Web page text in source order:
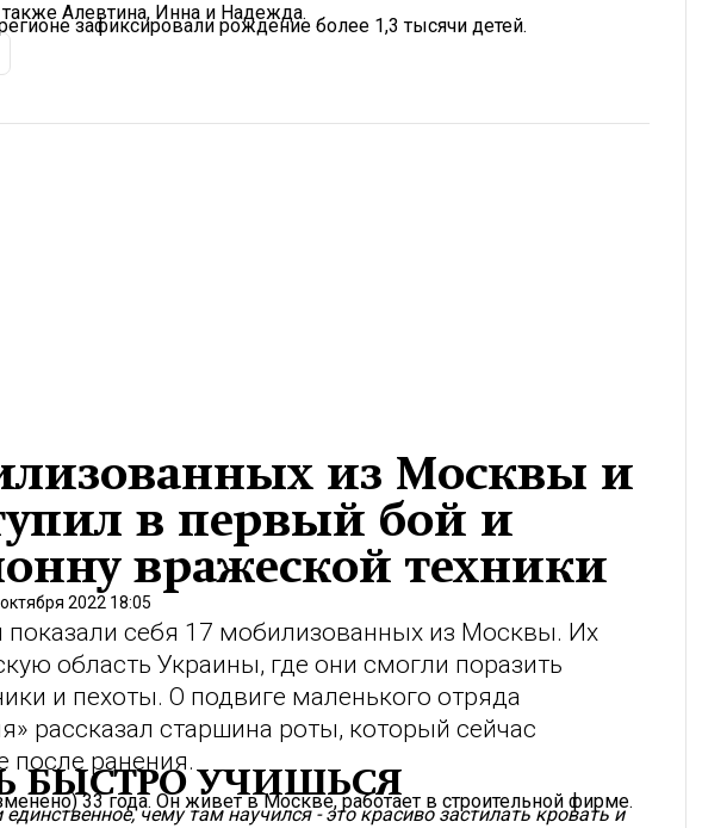
также Алевтина, Инна и Надежда.
зафиксировали рождение более 1,3 тысячи детей.
из Москвы и
в первый бой и
вражеской техники
2022 18:05
себя 17 мобилизованных из Москвы. Их
область Украины, где они смогли поразить
и пехоты. О подвиге маленького отряда
рассказал старшина роты, который сейчас
после ранения.
БЫСТРО УЧИШЬСЯ
33 года. Он живет в Москве, работает в строительной фирме.
чему там научился - это красиво застилать кровать и